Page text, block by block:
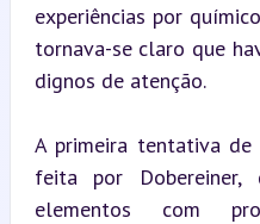
experiências por
tornava-se claro que
dignos de atenção.
A primeira tentativa
feita por
elementos com